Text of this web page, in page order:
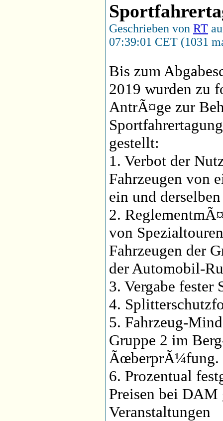
Geschrieben von RT
07:39:01 CET (1031
Bis zum
2019 wurden zu
AntrÃ¤ge zur
gestellt:
1. Verbot der
Fahrzeugen von
ein und
2.
von
Fahrzeugen der
der Automobil-
3. Vergabe fester
4.
5. Fahrzeug-
Gruppe 2 im
ÃœberprÃ¼fung.
6. Prozentual
Preisen bei DAM
Veranstaltungen